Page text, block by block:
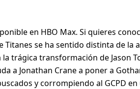
en HBO Max. Si quieres
Titanes se ha sentido distinta de
trágica transformación de Jason
a Jonathan Crane a poner a
y corrompiendo al GCPD